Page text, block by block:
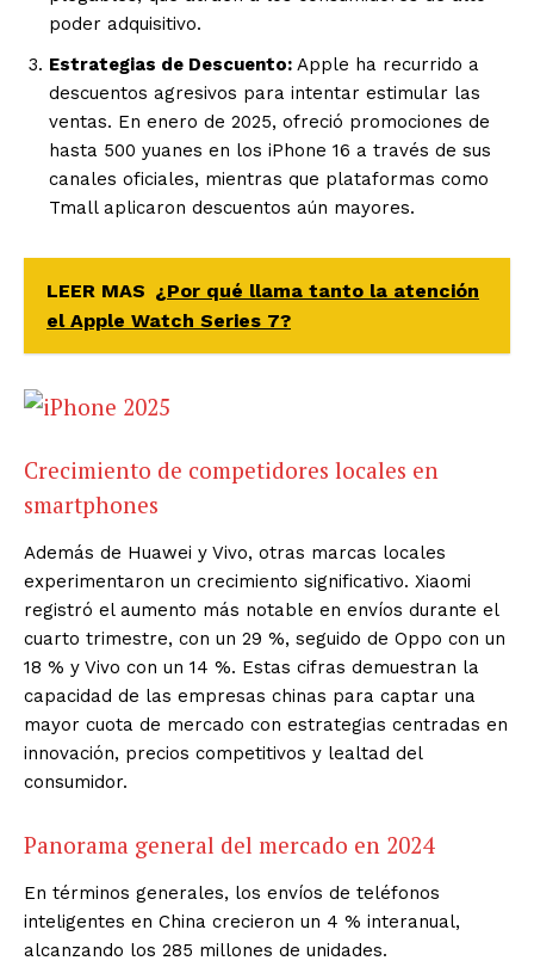
poder adquisitivo.
Estrategias de Descuento: Apple ha recurrido a
descuentos agresivos para intentar estimular las
ventas. En enero de 2025, ofreció promociones de
hasta 500 yuanes en los iPhone 16 a través de sus
canales oficiales, mientras que plataformas como
Tmall aplicaron descuentos aún mayores.
LEER MAS ¿Por qué llama tanto la atención
el Apple Watch Series 7?
Crecimiento de competidores locales en
smartphones
Además de Huawei y Vivo, otras marcas locales
experimentaron un crecimiento significativo. Xiaomi
registró el aumento más notable en envíos durante el
cuarto trimestre, con un 29 %, seguido de Oppo con un
18 % y Vivo con un 14 %. Estas cifras demuestran la
capacidad de las empresas chinas para captar una
mayor cuota de mercado con estrategias centradas en
innovación, precios competitivos y lealtad del
consumidor.
Panorama general del mercado en 2024
En términos generales, los envíos de teléfonos
inteligentes en China crecieron un 4 % interanual,
alcanzando los 285 millones de unidades.